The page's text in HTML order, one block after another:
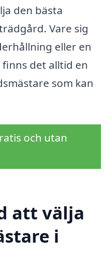
den bästa
Vare sig
eller en
det alltid en
som kan
och utan
att välja
i